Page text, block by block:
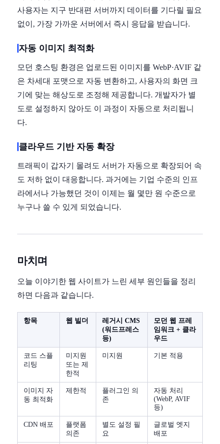
사용자는 지구 반대편 서버까지 데이터를 기다릴 필요
없이, 가장 가까운 서버에서 즉시 응답을 받습니다.
자동 이미지 최적화
모던 호스팅 환경은 업로드된 이미지를 WebP·AVIF 같
은 차세대 포맷으로 자동 변환하고, 사용자의 화면 크
기에 맞는 해상도로 조정해 제공합니다. 개발자가 별
도로 설정하지 않아도 이 과정이 자동으로 처리됩니
다.
클라우드 기반 자동 확장
트래픽이 갑자기 몰려도 서버가 자동으로 확장되어 속
도 저하 없이 대응합니다. 과거에는 기업 수준의 인프
라에서나 가능했던 것이 이제는 월 몇만 원 수준으로
누구나 쓸 수 있게 되었습니다.
마치며
오늘 이야기한 웹 사이트가 느린 세부 원인들을 정리
하면 다음과 같습니다.
항목 웹 빌더
레거시 CMS
(워드프레스
등)
모던 웹 프레
임워크 + 클라
우드
코드 스플
리팅
미지원
또는 제
한적
미지원 기본 적용
이미지 자
동 최적화
제한적
플러그인 의
존
자동 처리
(WebP, AVIF
등)
CDN 배포
플랫폼
의존
별도 설정 필
요
글로벌 엣지
배포